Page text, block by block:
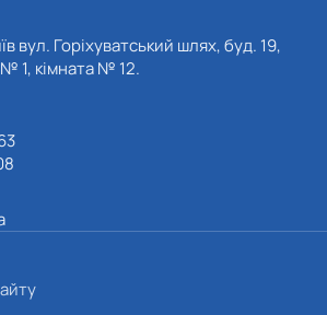
вул. Горіхуватський шлях, буд. 19,
1, кімната № 12.